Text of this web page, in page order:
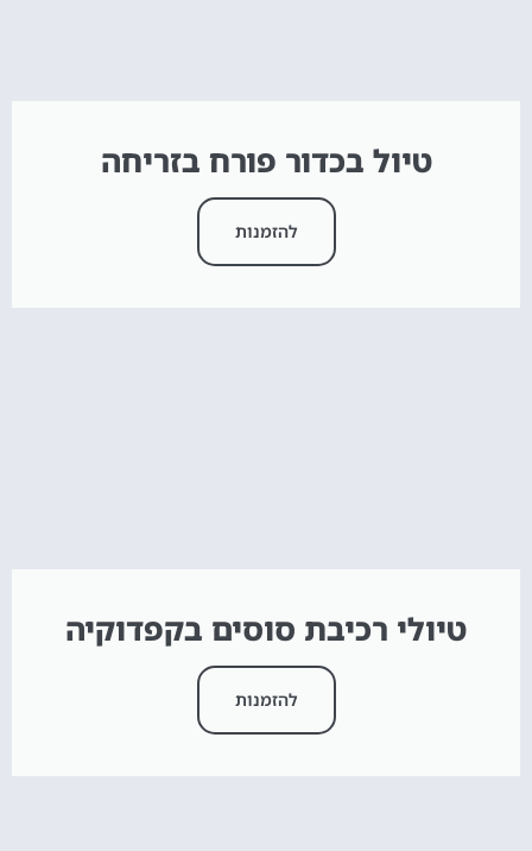
טיול בכדור פורח בזריחה
להזמנות
טיולי רכיבת סוסים בקפדוקיה
להזמנות